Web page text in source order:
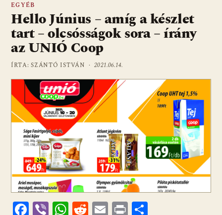
EGYÉB
Hello Június – amíg a készlet
tart – olcsósságok sora – írány
az UNIÓ Coop
ÍRTA: SZÁNTÓ ISTVÁN ·2021.06.14.
F Vi W R E Pr